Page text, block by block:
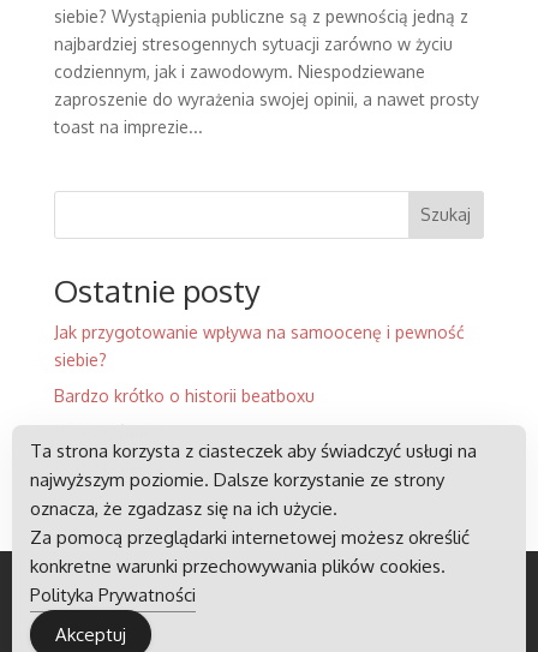
siebie? Wystąpienia publiczne są z pewnością jedną z
najbardziej stresogennych sytuacji zarówno w życiu
codziennym, jak i zawodowym. Niespodziewane
zaproszenie do wyrażenia swojej opinii, a nawet prosty
toast na imprezie...
Szukaj
Ostatnie posty
Jak przygotowanie wpływa na samoocenę i pewność
siebie?
Bardzo krótko o historii beatboxu
Kontakt O Nas
Partnerzy
Polityka prywatności (RODO)
Standardy Ochrony Małoletnich
Ta strona korzysta z ciasteczek aby świadczyć usługi na
najwyższym poziomie. Dalsze korzystanie ze strony
oznacza, że zgadzasz się na ich użycie.
Za pomocą przeglądarki internetowej możesz określić
konkretne warunki przechowywania plików cookies.
Polityka Prywatności
Akceptuj